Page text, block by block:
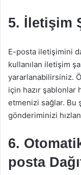
5. İletişim
E-posta iletişimini
kullanılan iletişim
yararlanabilirsiniz.
için hazır şablonlar
etmenizi sağlar. Bu
gönderiminizi
6.
posta